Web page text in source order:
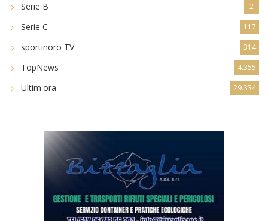
Serie B 2
Serie C 117
sportinoro TV 314
TopNews 4.355
Ultim'ora 29.334